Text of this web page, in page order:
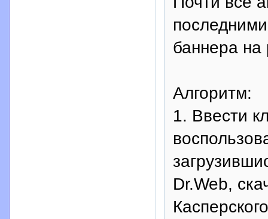
баннера на
Алгоритм:
1. Ввести
Dr.Web,
Касперского